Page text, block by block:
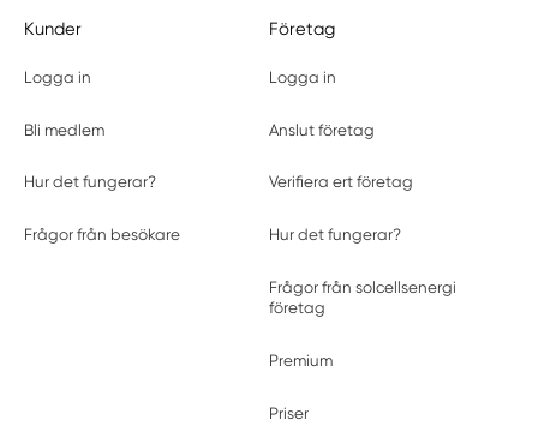
Kunder
Logga in
Bli medlem
Hur det fungerar?
Frågor från besökare
Företag
Logga in
Anslut företag
Verifiera ert företag
Hur det fungerar?
Frågor från solcellsenergi
företag
Premium
Priser